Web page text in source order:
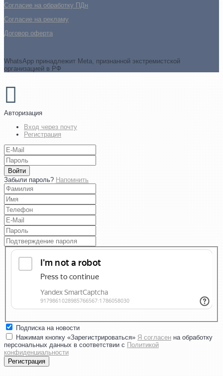
Согласие на обработку ПДн
Cогласие на рекламу
Договор оферта
WhatsApp принадлежит Meta, признанной экстремистской
организацией в РФ
Авторизация
Вход через почту
Регистрация
Войти
Забыли пароль? Напомнить
Подписка на новости
Нажимая кнопку «Зарегистрироваться» Я согласен на обработку
персональных данных в соответствии с Политикой
конфиденциальности
Регистрация